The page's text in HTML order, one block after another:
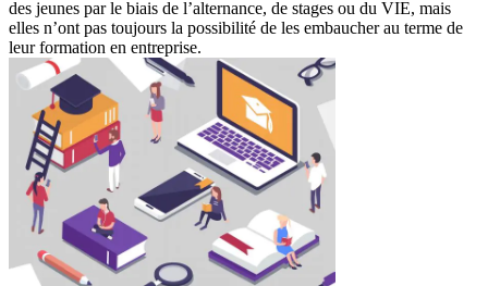
des jeunes par le biais de l’alternance, de stages ou du VIE, mais
elles n’ont pas toujours la possibilité de les embaucher au terme de
leur formation en entreprise.